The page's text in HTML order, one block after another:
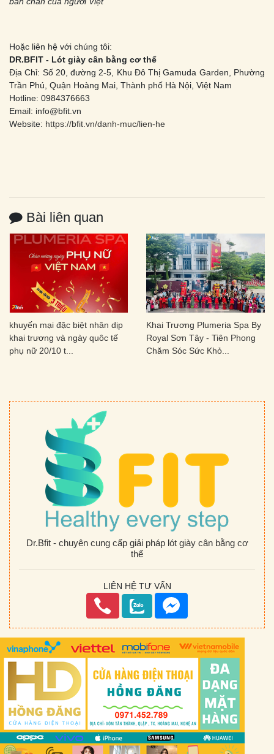
Hoặc liên hệ với chúng tôi:
DR.BFIT - Lót giày cân bằng cơ thể
Địa Chỉ: Số 20, đường 2-5, Khu Đô Thị Gamuda Garden, Phường
Trần Phú, Quận Hoàng Mai, Thành phố Hà Nội, Việt Nam
Hotline: 0984376663
Email: info@bfit.vn
Website: https://bfit.vn/danh-muc/lien-he
Bài liên quan
khuyến mại đặc biệt nhân dịp
khai trương và ngày quôc tế
phụ nữ 20/10 t...
Khai Trương Plumeria Spa By
Royal Sơn Tây - Tiên Phong
Chăm Sóc Sức Khỏ...
Dr.Bfit - chuyên cung cấp giải pháp lót giày cân bằng cơ
thể
LIÊN HỆ TƯ VẤN